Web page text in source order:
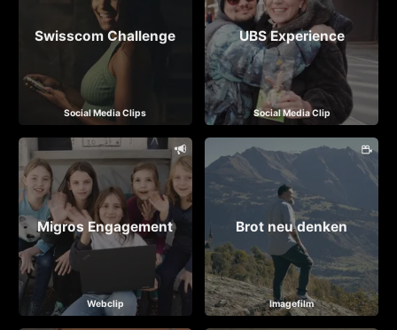
Swisscom Challenge
Social Media Clips
UBS Experience
Social Media Clip
Migros Engagement
Webclip
Brot neu denken
Imagefilm